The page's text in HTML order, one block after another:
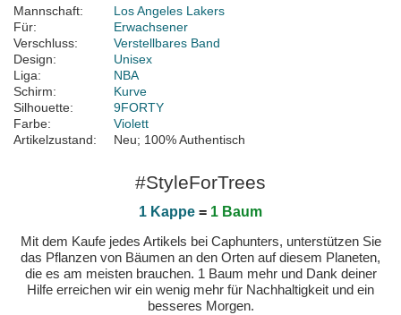
Mannschaft:
Los Angeles Lakers
Für:
Erwachsener
Verschluss:
Verstellbares Band
Design:
Unisex
Liga:
NBA
Schirm:
Kurve
Silhouette:
9FORTY
Farbe:
Violett
Artikelzustand:
Neu; 100% Authentisch
#StyleForTrees
1 Kappe = 1 Baum
Mit dem Kaufe jedes Artikels bei Caphunters, unterstützen Sie
das Pflanzen von Bäumen an den Orten auf diesem Planeten,
die es am meisten brauchen. 1 Baum mehr und Dank deiner
Hilfe erreichen wir ein wenig mehr für Nachhaltigkeit und ein
besseres Morgen.